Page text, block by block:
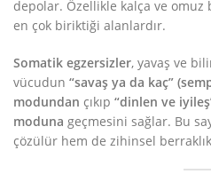
depolar. Özellikle kalça ve
en çok biriktiği alanlardır.
Somatik egzersizler, yavaş ve
vücudun “savaş ya da kaç”
modundan çıkıp “dinlen ve
moduna geçmesini sağlar. Bu
çözülür hem de zihinsel